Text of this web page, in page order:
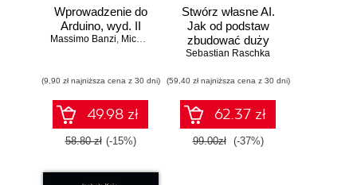
Wprowadzenie do
Arduino, wyd. II
Massimo Banzi, Michael Shiloh
(9,90 zł najniższa cena z 30 dni)
49.98 zł
58.80 zł (-15%)
Stwórz własne AI.
Jak od podstaw
zbudować duży
model językowy
Sebastian Raschka
(59,40 zł najniższa cena z 30 dni)
62.37 zł
99.00zł (-37%)